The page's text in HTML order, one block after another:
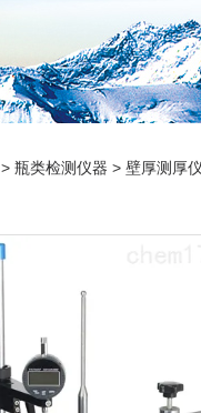
> 瓶类检测仪器 > 壁厚测厚